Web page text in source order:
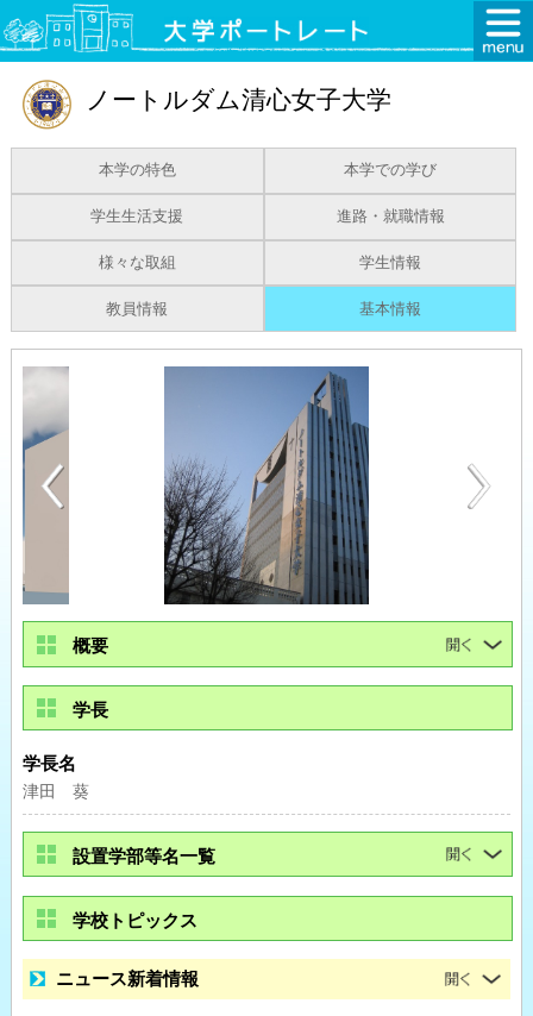
ノートルダム清心女子大学
本学の特色 本学での学び
学生生活支援 進路・就職情報
様々な取組 学生情報
教員情報 基本情報
概要
学長
学長名
津田 葵
設置学部等名一覧
学校トピックス
ニュース新着情報